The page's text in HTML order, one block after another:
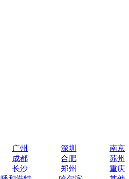
广州 深圳
南京
成都 合肥
苏州
长沙 郑州
重庆